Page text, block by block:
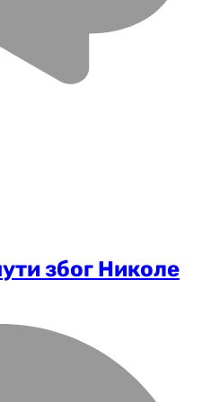
због Николе